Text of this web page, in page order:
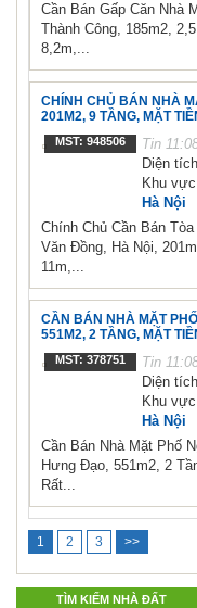
Cần Bán Gấp Căn Nhà
Thành Công, 185m2,
8,2m,...
CHÍNH CHỦ BÁN NHÀ
201M2, 9 TẦNG, MẶT
MST: 948506 Tin
Diện
Khu
Hà Nội
Chính Chủ Cần Bán
Văn Đồng, Hà Nội,
11m,...
CẦN BÁN NHÀ MẶT
551M2, 2 TẦNG, MẶT
MST: 378751 Tin
Diện
Khu
Hà Nội
Cần Bán Nhà Mặt Phố
Hưng Đạo, 551m2, 2
Rất...
1 2 3 >>
TÌM KIẾM NHÀ ĐẤT